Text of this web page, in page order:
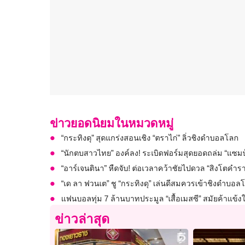
ข่าวยอดนิยมในหมวดหมู่
“กระทิงดุ” สุดแกร่งสอนเชิง “ตราไก่” ลิ่วชิงดำบอลโลก
“นักตบสาวไทย” องค์ลง! ระเบิดฟอร์มสุดยอดถล่ม “แซ
“อาร์เจนตินา” หืดจับ! ต่อเวลาคว้าชัยไปดวล “สิงโตคำร
“เด ลา ฟวนเต” ชู “กระทิงดุ” เล่นดีสมควรเข้าชิงดำบอล
แฟนบอลทุ่ม 7 ล้านบาทประมูล “เสื้อเมสซี” สมัยค้าแข้ง
ข่าวล่าสุด